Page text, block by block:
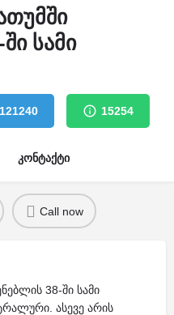
სამი
15254
კონტაქტი
Call now
38-ში სამი
ასევე არის